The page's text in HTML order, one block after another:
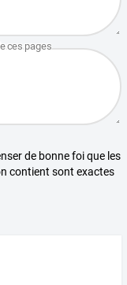
de bonne foi que les
contient sont exactes